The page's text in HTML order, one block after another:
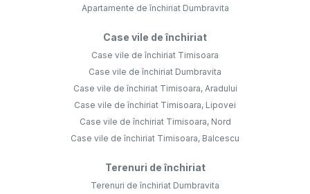
Apartamente de închiriat Dumbravita
Case vile de închiriat
Case vile de închiriat Timisoara
Case vile de închiriat Dumbravita
Case vile de închiriat Timisoara, Aradului
Case vile de închiriat Timisoara, Lipovei
Case vile de închiriat Timisoara, Nord
Case vile de închiriat Timisoara, Balcescu
Terenuri de închiriat
Terenuri de închiriat Dumbravita